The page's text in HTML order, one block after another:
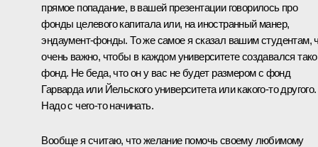
прямое попадание, в вашей презентации говорилось про
фонды целевого капитала или, на иностранный манер,
эндаумент-фонды. То же самое я сказал вашим студентам,
очень важно, чтобы в каждом университете создавался
фонд. Не беда, что он у вас не будет размером с фонд
Гарварда или Йельского университета или какого‑то другого.
Надо с чего‑то начинать.
Вообще я считаю, что желание помочь своему любимому